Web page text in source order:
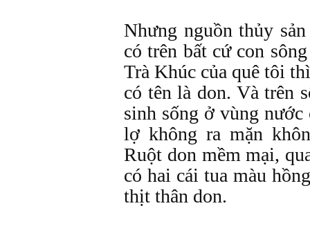
Nhưng nguồn thủy
có trên bất cứ con
Trà Khúc của quê tôi
có tên là don. Và trên
sinh sống ở vùng
lợ không ra mặn
Ruột don mềm mại,
có hai cái tua màu
thịt thân don.